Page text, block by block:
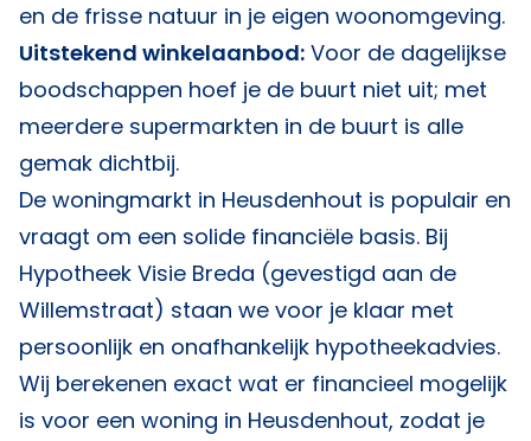
en de frisse natuur in je eigen woonomgeving.
Uitstekend winkelaanbod: Voor de dagelijkse
boodschappen hoef je de buurt niet uit; met
meerdere supermarkten in de buurt is alle
gemak dichtbij.
De woningmarkt in Heusdenhout is populair en
vraagt om een solide financiële basis. Bij
Hypotheek Visie Breda (gevestigd aan de
Willemstraat) staan we voor je klaar met
persoonlijk en onafhankelijk hypotheekadvies.
Wij berekenen exact wat er financieel mogelijk
is voor een woning in Heusdenhout, zodat je